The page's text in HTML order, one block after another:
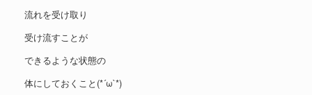
流れを受け取り
受け流すことが
できるような状態の
体にしておくこと(*´ω`*)